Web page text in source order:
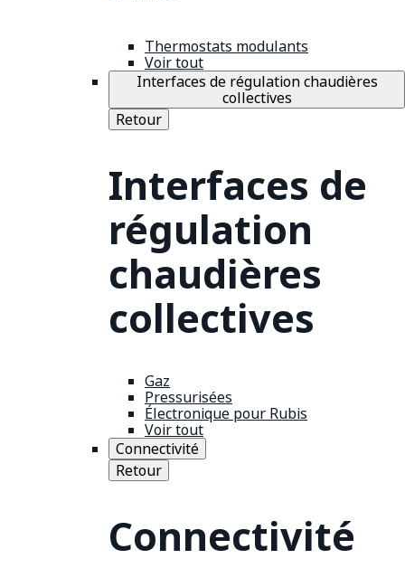
Thermostats modulants
Voir tout
Interfaces de régulation chaudières
collectives
Retour
Interfaces de
régulation
chaudières
collectives
Gaz
Pressurisées
Électronique pour Rubis
Voir tout
Connectivité
Retour
Connectivité